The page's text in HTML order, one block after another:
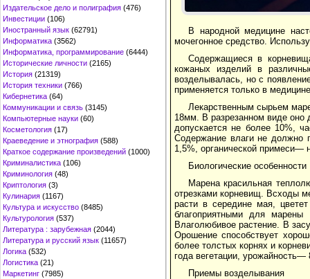
Издательское дело и полиграфия (476)
Инвестиции (106)
Иностранный язык (62791)
Информатика (3562)
Информатика, программирование (6444)
Исторические личности (2165)
История (21319)
История техники (766)
Кибернетика (64)
Коммуникации и связь (3145)
Компьютерные науки (60)
Косметология (17)
Краеведение и этнография (588)
Краткое содержание произведений (1000)
Криминалистика (106)
Криминология (48)
Криптология (3)
Кулинария (1167)
Культура и искусство (8485)
Культурология (537)
Литература : зарубежная (2044)
Литература и русский язык (11657)
Логика (532)
Логистика (21)
Маркетинг (7985)
В народной медицине
мочегонное средство.
Содержащиеся в
кожаных изделий в
возделывалась, но с
применяется только в
Лекарственным сырьем
18мм. В разрезанном виде оно
допускается не более 10%,
Содержание влаги не
1,5%, органической примеси—
Биологические особенности
Марена красильная
отрезками корневищ. Всходы
расти в середине мая,
благоприятными для
Влаголюбивое растение. В
Орошение способствует
более толстых корнях и
года вегетации,
Приемы возделывания